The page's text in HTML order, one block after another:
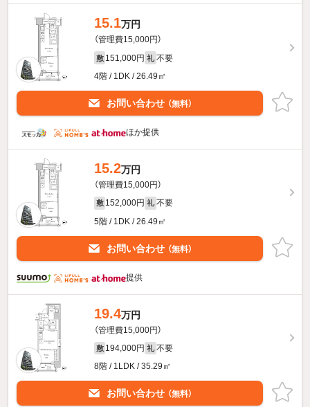
15.1万円
（管理費15,000円）
敷 151,000円 礼 不要
4階 / 1DK / 26.49㎡
お問い合わせ （無料）
ほか提供
15.2万円
（管理費15,000円）
敷 152,000円 礼 不要
5階 / 1DK / 26.49㎡
お問い合わせ （無料）
提供
19.4万円
（管理費15,000円）
敷 194,000円 礼 不要
8階 / 1LDK / 35.29㎡
お問い合わせ （無料）